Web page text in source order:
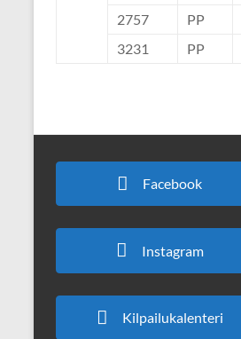
2757
PP
3231
PP
Facebook
Instagram
Kilpailukalenteri